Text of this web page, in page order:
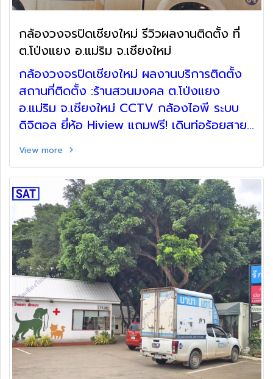
กล้องวงจรปิดเชียงใหม่ รีวิวผลงานติดตั้ง ที่
ต.โป่งแยง อ.แม่ริม จ.เชียงใหม่
กล้องวงจรปิดเชียงใหม่ ผลงานบริการติดตั้ง
สถานที่ติดตั้ง :ร้านสวนมงคล ต.โป่งแยง
อ.แม่ริม จ.เชียงใหม่ CCTV กล้องไอพี ระบบ
ดิจิตอล ยี่ห้อ Hiview แถมฟรี! เดินท่อร้อยสาย
ภายใน Hiview ความชัด 3ล้านพิกเซล
View more